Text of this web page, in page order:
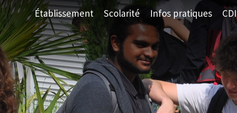
Établissement Scolarité Infos pratiques CDI